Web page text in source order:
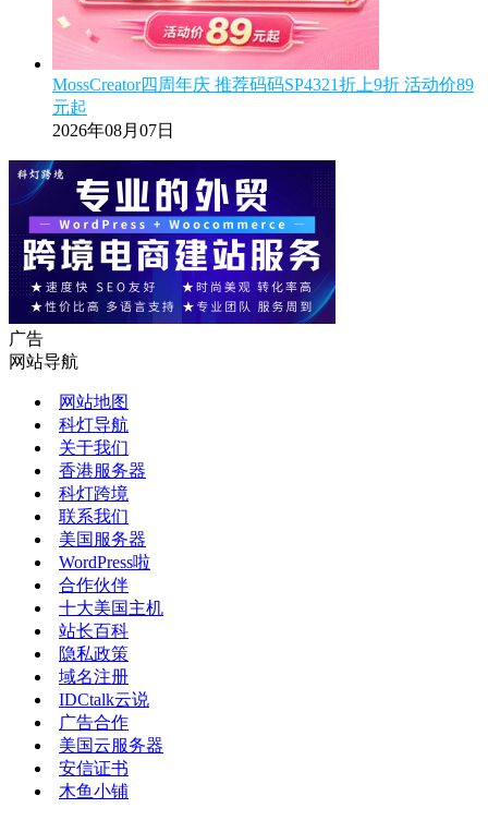
MossCreator四周年庆 推荐码码SP4321折上9折 活动价89
元起
2026年08月07日
广告
网站导航
网站地图
科灯导航
关于我们
香港服务器
科灯跨境
联系我们
美国服务器
WordPress啦
合作伙伴
十大美国主机
站长百科
隐私政策
域名注册
IDCtalk云说
广告合作
美国云服务器
安信证书
木鱼小铺